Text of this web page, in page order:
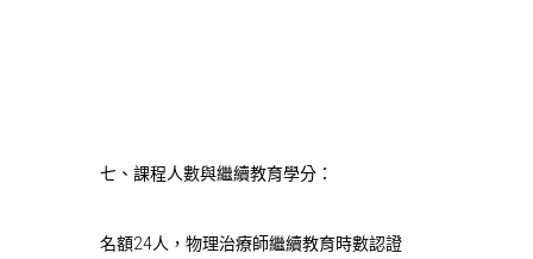
七、課程人數與繼續教育學分：
名額24人，物理治療師繼續教育時數認證